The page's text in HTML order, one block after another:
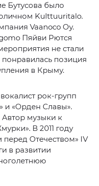
Бутусова было
Kulttuuritalo.
Vaanoco Oy.
Пяйви Рются
не стали
понравилась позиция
в Крыму.
рок-групп
и «Орден Славы».
Автор музыки к
В 2011 году
перед Отечеством» IV
в развитии